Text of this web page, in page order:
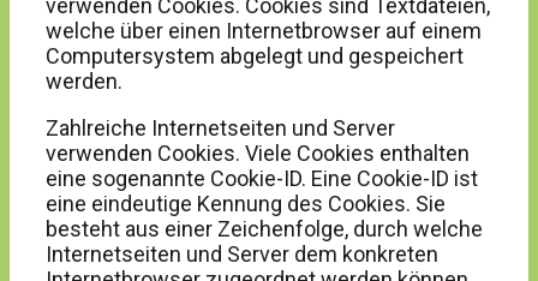
verwenden Cookies. Cookies sind Textdateien,
welche über einen Internetbrowser auf einem
Computersystem abgelegt und gespeichert
werden.
Zahlreiche Internetseiten und Server
verwenden Cookies. Viele Cookies enthalten
eine sogenannte Cookie-ID. Eine Cookie-ID ist
eine eindeutige Kennung des Cookies. Sie
besteht aus einer Zeichenfolge, durch welche
Internetseiten und Server dem konkreten